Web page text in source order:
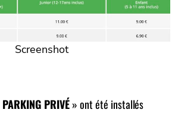
Screenshot
PARKING PRIVÉ» ont été installés